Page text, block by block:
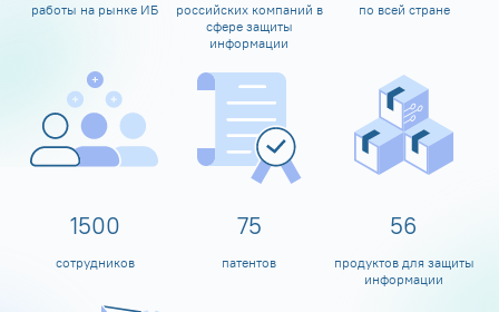
работы на рынке ИБ
российских компаний в
сфере защиты
информации
по всей стране
1600
сотрудников
80
патентов
60
продуктов для защиты
информации